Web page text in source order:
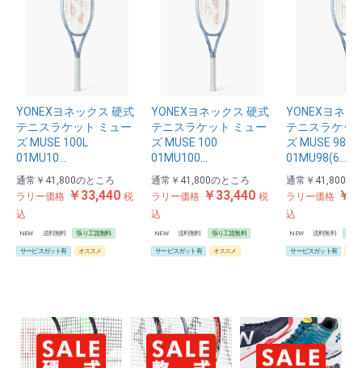
YONEXヨネックス 硬式
テニスラケット ミュー
ズ MUSE 100L
01MU10…
通常 ￥41,800のところ
ラリー価格 ￥33,440 税
込
NEW 送料無料 張り工賃無料
サービスガット有 オススメ
YONEXヨネックス 硬式
テニスラケット ミュー
ズ MUSE 100
01MU100…
通常 ￥41,800のところ
ラリー価格 ￥33,440税
込
NEW 送料無料 張り工賃無料
サービスガット有 オススメ
YONEXヨネッ
テニスラケッ
ズ MUSE 98
01MU98(6…
通常 ￥41,800
ラリー価格 ￥
込
NEW 送料無料
サービスガット有